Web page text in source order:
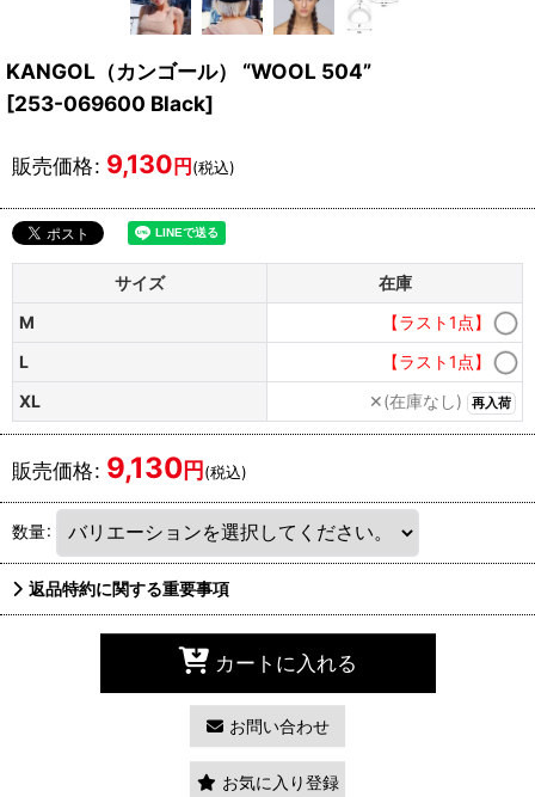
KANGOL（カンゴール） “WOOL 504”
[253-069600 Black]
販売価格: 9,130円(税込)
サイズ
在庫
M
【ラスト1点】
L
【ラスト1点】
XL
✕(在庫なし) 再入荷
販売価格: 9,130円(税込)
数量:
返品特約に関する重要事項
カートに入れる
お問い合わせ
お気に入り登録